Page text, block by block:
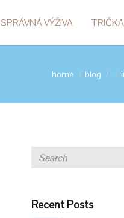
SPRÁVNÁ VÝŽIVA TRIČKA
home blog
Recent Posts